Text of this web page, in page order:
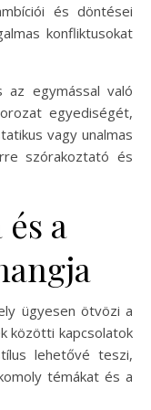
és döntései
konfliktusokat
az egymással való
egyediségét,
vagy unalmas
szórakoztató és
a
ügyesen ötvözi a
közötti kapcsolatok
lehetővé teszi,
témákat és a